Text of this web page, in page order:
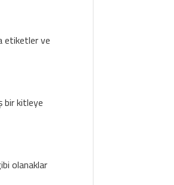
etiketler ve
bir kitleye
olanaklar